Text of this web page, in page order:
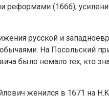
(1666);
русской и
На Посольский
было немало тех, кто
женился в 1671 на